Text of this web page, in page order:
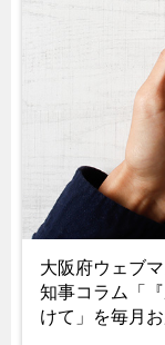
大阪府ウェブ
知事コラム「
けて」を毎月お